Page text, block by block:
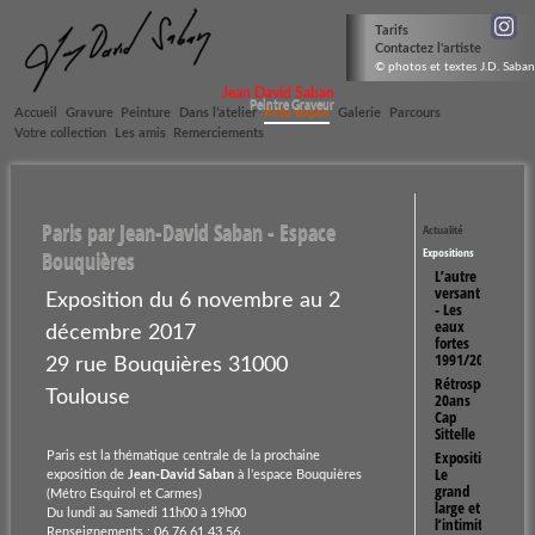
Jean David Saban
Peintre Graveur
Accueil Gravure Peinture Dans l’atelier Actu expos Galerie
Parcours
Votre collection
Les amis Remerciements
Tarifs
Contactez l'artiste
© photos et textes J.D. Saban
Actualité
Expositions
L’autre
versant
- Les
eaux
fortes
1991/2025
Rétrospective
20ans
Cap
Sittelle
Exposition
Le
grand
large et
l’intimité
Paris par Jean-David Saban - Espace
Bouquières
Exposition du 6 novembre au 2
décembre 2017
29 rue Bouquières 31000
Toulouse
Paris est la thématique centrale de la prochaine
exposition de Jean-David Sabanà l’espace Bouquières
(Métro Esquirol et Carmes)
Du lundi au Samedi 11h00 à 19h00
Renseignements : 06.76.61.43.56